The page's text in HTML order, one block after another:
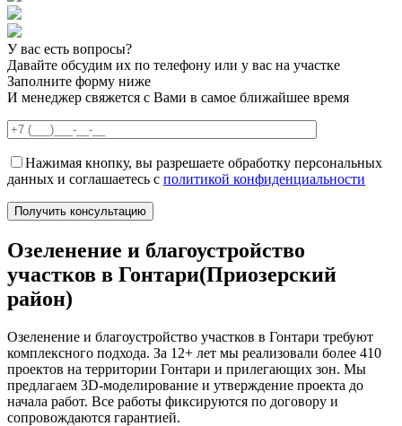
У вас есть вопросы?
Давайте обсудим их по телефону или у вас на участке
Заполните форму ниже
И менеджер свяжется с Вами в самое ближайшее время
Нажимая кнопку, вы разрешаете обработку персональных
данных и соглашаетесь с политикой конфиденциальности
Озеленение и благоустройство
участков в Гонтари(Приозерский
район)
Озеленение и благоустройство участков в Гонтари требуют
комплексного подхода. За 12+ лет мы реализовали более 410
проектов на территории Гонтари и прилегающих зон. Мы
предлагаем 3D-моделирование и утверждение проекта до
начала работ. Все работы фиксируются по договору и
сопровождаются гарантией.